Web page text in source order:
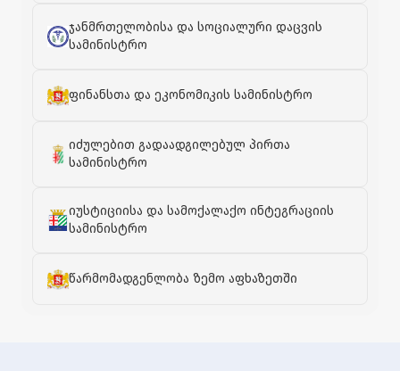
ჯანმრთელობისა და სოციალური დაცვის
სამინისტრო
ფინანსთა და ეკონომიკის სამინისტრო
იძულებით გადაადგილებულ პირთა
სამინისტრო
იუსტიციისა და სამოქალაქო ინტეგრაციის
სამინისტრო
წარმომადგენლობა ზემო აფხაზეთში